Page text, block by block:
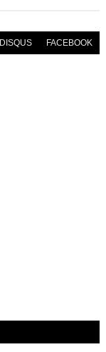
DISQUS FACEBOOK